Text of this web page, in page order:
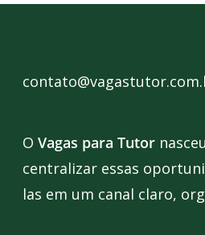
O Vagas para Tutor
centralizar essas
las em um canal claro,